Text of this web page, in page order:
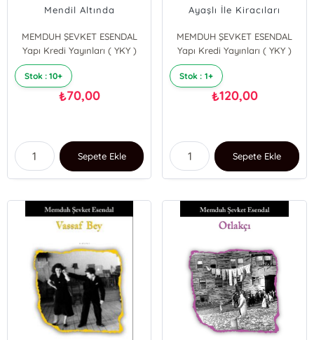
Mendil Altında
MEMDUH ŞEVKET ESENDAL
Yapı Kredi Yayınları ( YKY )
Stok : 10+
₺70,00
Sepete Ekle
Ayaşlı İle Kiracıları
MEMDUH ŞEVKET ESENDAL
Yapı Kredi Yayınları ( YKY )
Stok : 1+
₺120,00
Sepete Ekle